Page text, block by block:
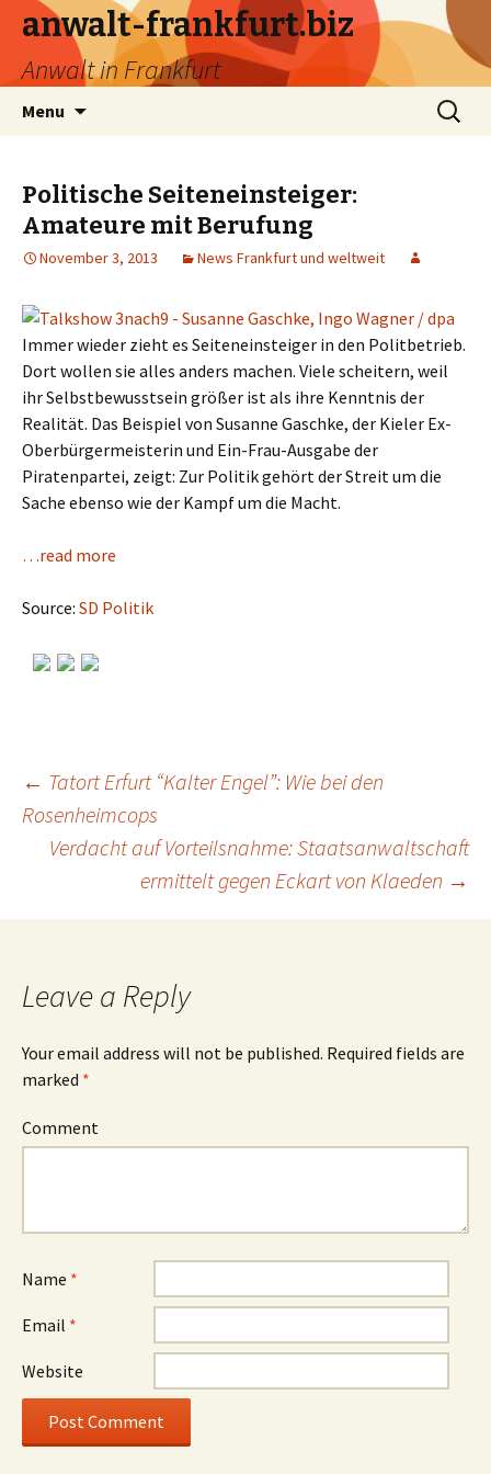
anwalt-frankfurt.biz
Anwalt in Frankfurt
Menu
Search
for:
Politische Seiteneinsteiger:
Amateure mit Berufung
November 3, 2013 News Frankfurt und weltweit
Immer wieder zieht es Seiteneinsteiger in den Politbetrieb.
Dort wollen sie alles anders machen. Viele scheitern, weil
ihr Selbstbewusstsein größer ist als ihre Kenntnis der
Realität. Das Beispiel von Susanne Gaschke, der Kieler Ex-
Oberbürgermeisterin und Ein-Frau-Ausgabe der
Piratenpartei, zeigt: Zur Politik gehört der Streit um die
Sache ebenso wie der Kampf um die Macht.
…read more
Source: SD Politik
Post
navigation
← Tatort Erfurt “Kalter Engel”: Wie bei den
Rosenheimcops
Verdacht auf Vorteilsnahme: Staatsanwaltschaft
ermittelt gegen Eckart von Klaeden →
Leave a Reply
Your email address will not be published. Required fields are
marked *
Comment
Name *
Email *
Website